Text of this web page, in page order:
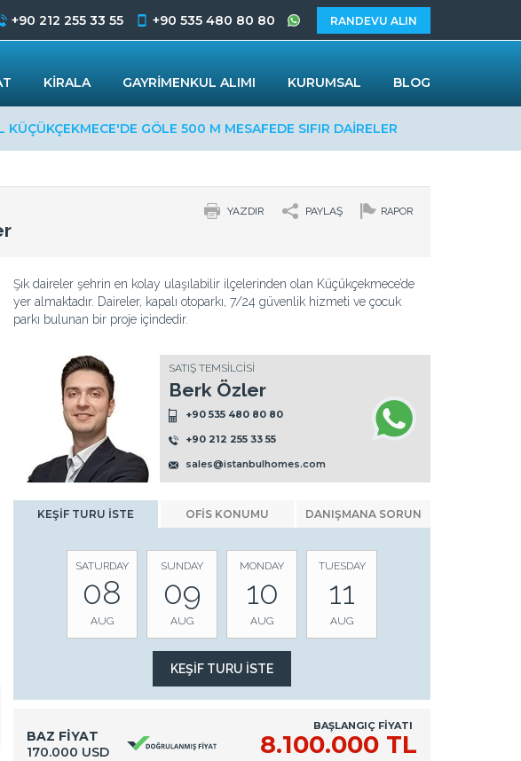
KÜÇÜKÇEKMECE'DE GÖLE 500 M MESAFEDE SIFIR DAİRELER
RAPOR
PAYLAŞ
YAZDIR
Şık daireler şehrin en kolay ulaşılabilir ilçelerinden olan Küçükçekmece’de
yer almaktadır. Daireler, kapalı otoparkı, 7/24 güvenlik hizmeti ve çocuk
parkı bulunan bir proje içindedir.
SATIŞ TEMSİLCİSİ
Berk Özler
+90 535 480 80 80
+90 212 255 33 55
sales@istanbulhomes.com
KEŞİF TURU İSTE OFİS KONUMU DANIŞMANA SORUN
SATURDAY
08
AUG
SUNDAY
09
AUG
MONDAY
10
AUG
TUESDAY
11
AUG
BAZ FİYAT
170.000 USD
BAŞLANGIÇ FİYATI
8.100.000 TL
+90 212 255 33 55 +90 535 480 80 80 RANDEVU ALIN
KİRALA GAYRİMENKUL ALIMI KURUMSAL BLOG